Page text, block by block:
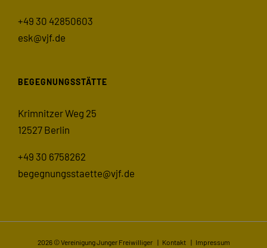
+49 30 42850603
esk@vjf.de
BEGEGNUNGSSTÄTTE
Krimnitzer Weg 25
12527 Berlin
+49 30 6758262
begegnungsstaette@vjf.de
2026 © Vereinigung Junger Freiwilliger | Kontakt| Impressum